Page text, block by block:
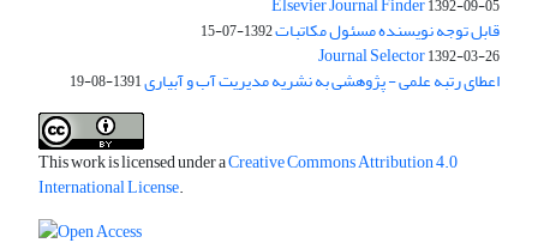
قابل توجه نویسنده مسئول مکاتبات1392-07-15
Journal Selector1392-03-26
اعطای رتبه علمی - پژوهشی به نشریه مدیریت آب و آبیاری1391-08-19
This work is licensed under aCreative Commons Attribution 4.0
International License.